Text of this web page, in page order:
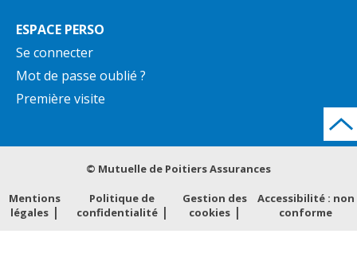
ESPACE PERSO
Se connecter
Mot de passe oublié ?
Première visite
© Mutuelle de Poitiers Assurances
Mentions
légales
Politique de
confidentialité
Gestion des
cookies
Accessibilité : non
conforme